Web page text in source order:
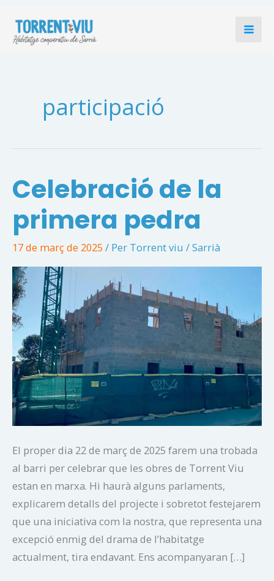
contingut
participació
Celebració de la
primera pedra
17 de març de 2025 / Per Torrent viu /Sarrià
El proper dia 22 de març de 2025 farem una trobada
al barri per celebrar que les obres de Torrent Viu
estan en marxa. Hi haurà alguns parlaments,
explicarem detalls del projecte i sobretot festejarem
que una iniciativa com la nostra, que representa una
excepció enmig del drama de l’habitatge
actualment, tira endavant. Ens acompanyaran […]